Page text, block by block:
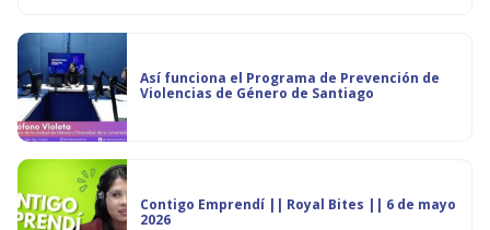
Así funciona el Programa de Prevención de
Violencias de Género de Santiago
Contigo Emprendí || Royal Bites || 6 de mayo
2026